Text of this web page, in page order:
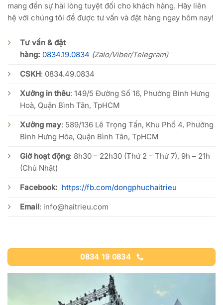
mang đến sự hài lòng tuyệt đối cho khách hàng. Hãy liên
hệ với chúng tôi để được tư vấn và đặt hàng ngay hôm nay!
Tư vấn & đặt
hàng: 0834.19.0834 (Zalo/Viber/Telegram)
CSKH: 0834.49.0834
Xưởng in thêu: 149/5 Đường Số 16, Phường Bình Hưng
Hoà, Quận Bình Tân, TpHCM
Xưởng may: 589/136 Lê Trọng Tấn, Khu Phố 4, Phường
Bình Hưng Hòa, Quận Bình Tân, TpHCM
Giờ hoạt động: 8h30 – 22h30 (Thứ 2 – Thứ 7), 9h – 21h
(Chủ Nhật)
Facebook: https://fb.com/dongphuchaitrieu
Email: info@haitrieu.com
0834 19 0834